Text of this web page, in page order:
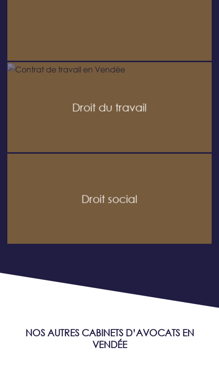
Droit du travail
Droit social
NOS AUTRES CABINETS D’AVOCATS EN
VENDÉE